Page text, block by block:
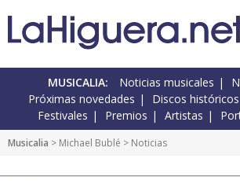
MUSICALIA: Noticias musicales
Próximas novedades
Discos históricos
Festivales
Premios Artistas
Musicalia > Michael Bublé > Noticias